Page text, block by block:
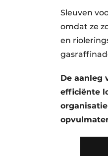
Sleuven
omdat ze
en
De aanleg
efficiënte